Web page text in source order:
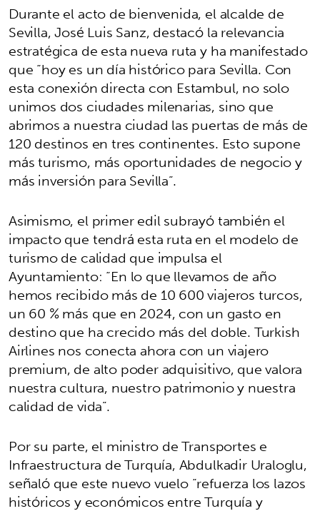
Durante el acto de bienvenida, el alcalde de
Sevilla, José Luis Sanz, destacó la relevancia
estratégica de esta nueva ruta y ha manifestado
que “hoy es un día histórico para Sevilla. Con
esta conexión directa con Estambul, no solo
unimos dos ciudades milenarias, sino que
abrimos a nuestra ciudad las puertas de más de
120 destinos en tres continentes. Esto supone
más turismo, más oportunidades de negocio y
más inversión para Sevilla”.
Asimismo, el primer edil subrayó también el
impacto que tendrá esta ruta en el modelo de
turismo de calidad que impulsa el
Ayuntamiento: “En lo que llevamos de año
hemos recibido más de 10 600 viajeros turcos,
un 60 % más que en 2024, con un gasto en
destino que ha crecido más del doble. Turkish
Airlines nos conecta ahora con un viajero
premium, de alto poder adquisitivo, que valora
nuestra cultura, nuestro patrimonio y nuestra
calidad de vida”.
Por su parte, el ministro de Transportes e
Infraestructura de Turquía, Abdulkadir Uraloglu,
señaló que este nuevo vuelo “refuerza los lazos
históricos y económicos entre Turquía y